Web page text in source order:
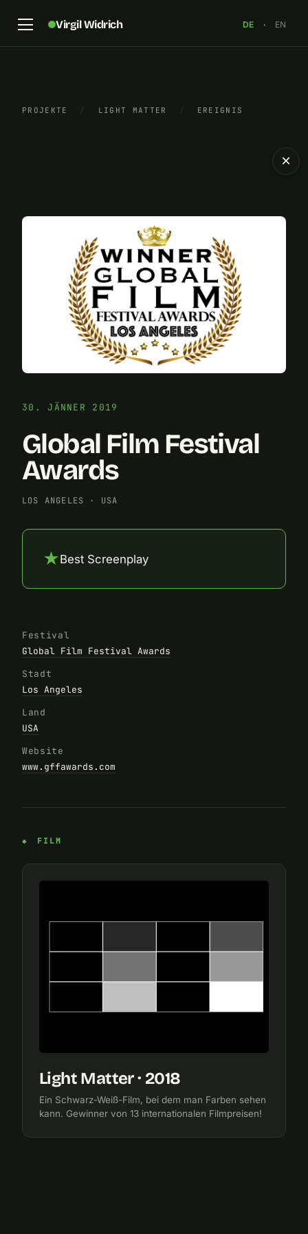
Virgil Widrich DE · EN
PROJEKTE / LIGHT MATTER / EREIGNIS
30. JÄNNER 2019
Global Film Festival
Awards
LOS ANGELES · USA
★Best Screenplay
Festival
Global Film Festival Awards
Stadt
Los Angeles
Land
USA
Website
www.gffawards.com
FILM
Light Matter · 2018
Ein Schwarz-Weiß-Film, bei dem man Farben sehen
kann. Gewinner von 13 internationalen Filmpreisen!
×